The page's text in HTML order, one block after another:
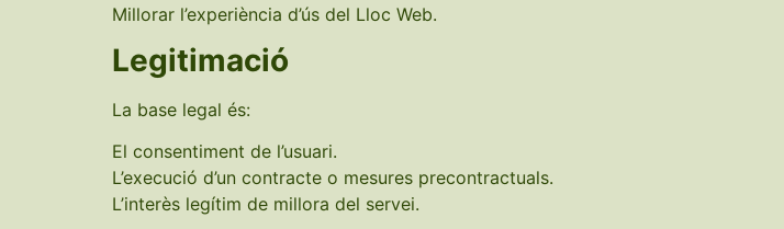
Millorar l’experiència d’ús del Lloc Web.
Legitimació
La base legal és:
El consentiment de l’usuari.
L’execució d’un contracte o mesures precontractuals.
L’interès legítim de millora del servei.